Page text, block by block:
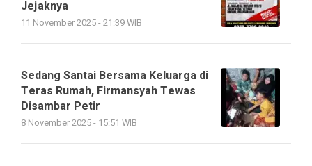
Jejaknya
11 November 2025 - 21:39 WIB
Sedang Santai Bersama Keluarga di
Teras Rumah, Firmansyah Tewas
Disambar Petir
8 November 2025 - 15:51 WIB